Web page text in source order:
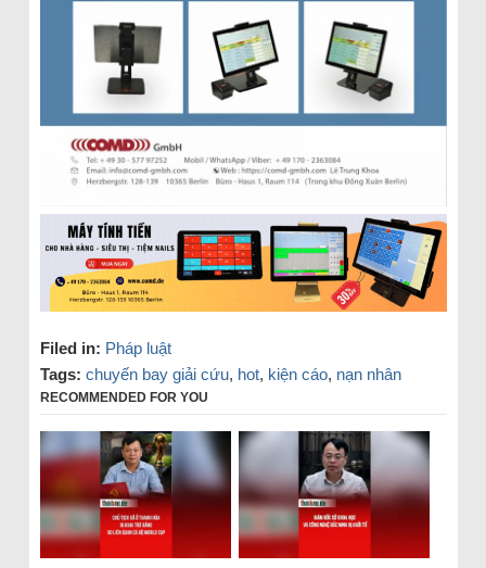
Filed in: Pháp luật
Tags: chuyến bay giải cứu, hot, kiện cáo, nạn nhân
RECOMMENDED FOR YOU